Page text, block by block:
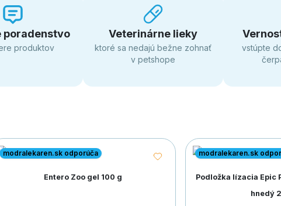
poradenstvo
produktov
Veterinárne lieky
ktoré sa nedajú bežne zohnať
v petshope
vstúpte
modralekaren.sk odporúča
Entero Zoo gel 100 g
modralekaren.sk
Podložka lízacia Epic
hnedý